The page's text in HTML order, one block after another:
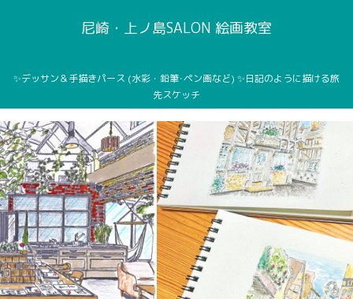
尼崎・上ノ島SALON 絵画教室
✨デッサン＆手描きパース (水彩・鉛筆･ペン画など) ✨日記のように描ける旅
先スケッチ